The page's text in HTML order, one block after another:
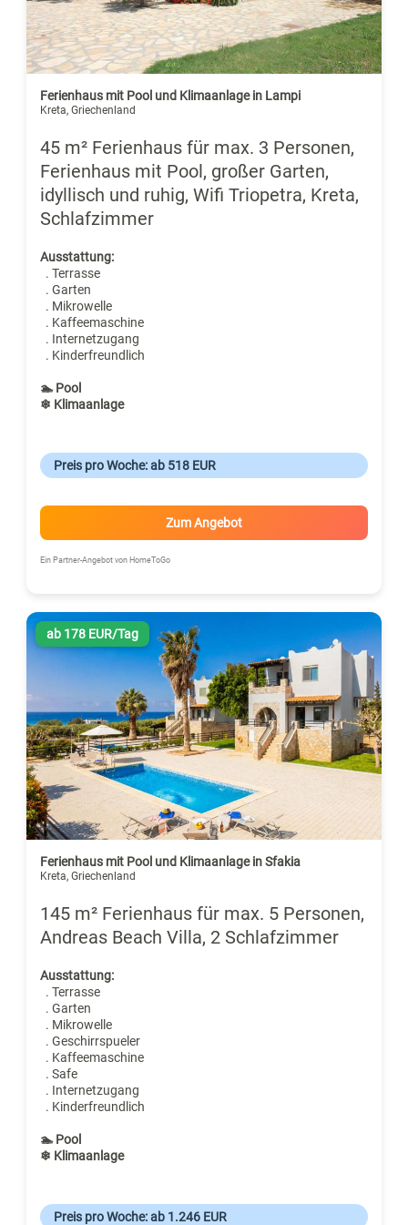
Ferienhaus mit Pool und Klimaanlage in Lampi
Kreta, Griechenland
45 m² Ferienhaus für max. 3 Personen,
Ferienhaus mit Pool, großer Garten,
idyllisch und ruhig, Wifi Triopetra, Kreta,
Schlafzimmer
Ausstattung:
. Terrasse
. Garten
. Mikrowelle
. Kaffeemaschine
. Internetzugang
. Kinderfreundlich
🏊 Pool
❄ Klimaanlage
Preis pro Woche: ab 518 EUR
Zum Angebot
Ein Partner-Angebot von HomeToGo
ab 178 EUR/Tag
Ferienhaus mit Pool und Klimaanlage in Sfakia
Kreta, Griechenland
145 m² Ferienhaus für max. 5 Personen,
Andreas Beach Villa, 2 Schlafzimmer
Ausstattung:
. Terrasse
. Garten
. Mikrowelle
. Geschirrspueler
. Kaffeemaschine
. Safe
. Internetzugang
. Kinderfreundlich
🏊 Pool
❄ Klimaanlage
Preis pro Woche: ab 1.246 EUR